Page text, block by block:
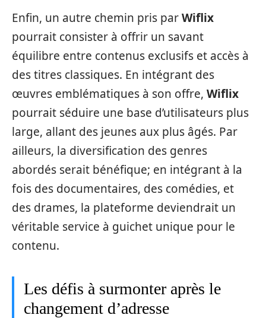
Enfin, un autre chemin pris parWiflix
pourrait consister à offrir un savant
équilibre entre contenus exclusifs et accès à
des titres classiques. En intégrant des
œuvres emblématiques à son offre, Wiflix
pourrait séduire une base d’utilisateurs plus
large, allant des jeunes aux plus âgés. Par
ailleurs, la diversification des genres
abordés serait bénéfique; en intégrant à la
fois des documentaires, des comédies, et
des drames, la plateforme deviendrait un
véritable service à guichet unique pour le
contenu.
Les défis à surmonter après le
changement d’adresse